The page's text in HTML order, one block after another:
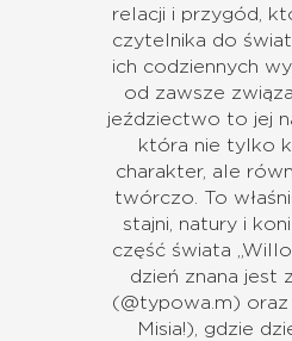
relacji i przygód,
czytelnika do
ich codziennych
od zawsze
jeździectwo to jej
która nie tylko
charakter, ale
twórczo. To
stajni, natury i
część świata
dzień znana jest
(@typowa.m) oraz
Misia!), gdzie